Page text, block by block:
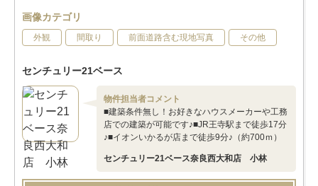
画像カテゴリ
外観 間取り 前面道路含む現地写真 その他
センチュリー21ベース
物件担当者コメント
■建築条件無し！お好きなハウスメーカーや工務
店での建築が可能です♪■JR王寺駅まで徒歩17分
♪■イオンいかるが店まで徒歩9分♪（約700ｍ）
センチュリー21ベース奈良西大和店 小林